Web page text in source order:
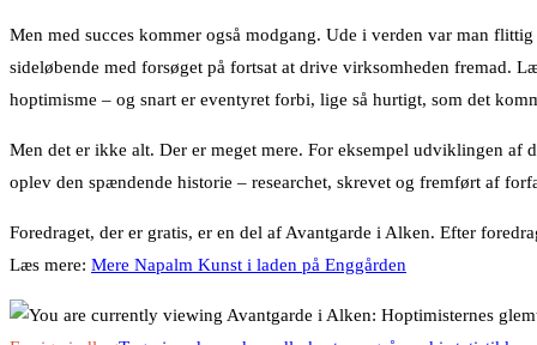
Men med succes kommer også modgang. Ude i verden var man
sideløbende med forsøget på fortsat at drive virksomheden fremad.
hoptimisme – og snart er eventyret forbi, lige så hurtigt, som det
Men det er ikke alt. Der er meget mere. For eksempel udviklingen af
oplev den spændende historie – researchet, skrevet og fremført af
Foredraget, der er gratis, er en del af Avantgarde i Alken. Efter
Læs mere: Mere Napalm Kunst i laden på Enggården